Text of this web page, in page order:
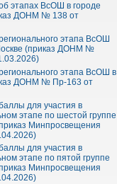
этапах ВсОШ в городе
ДОНМ № 138 от
этапа ВсОШ
(приказ ДОНМ №
этапа ВсОШ в
ДОНМ № Пр-163 от
для участия в
этапе по шестой группе
Минпросвещения
для участия в
этапе по пятой группе
Минпросвещения